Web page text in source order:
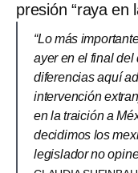
presión “raya en
“Lo más
ayer en el final del
diferencias aquí
intervención
en la traición a
decidimos los
legislador no